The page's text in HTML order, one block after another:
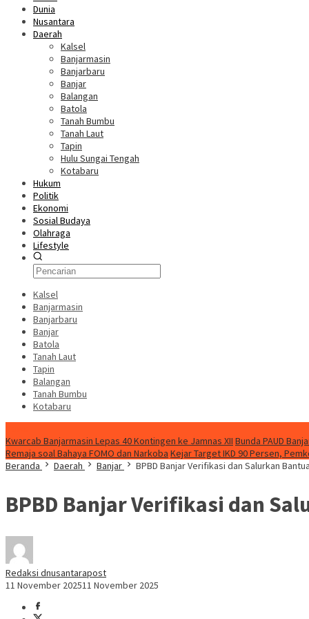
Dunia
Nusantara
Daerah
Kalsel
Banjarmasin
Banjarbaru
Banjar
Balangan
Batola
Tanah Bumbu
Tanah Laut
Tapin
Hulu Sungai Tengah
Kotabaru
Hukum
Politik
Ekonomi
Sosial Budaya
Olahraga
Lifestyle
Kalsel
Banjarmasin
Banjarbaru
Banjar
Batola
Tanah Laut
Tapin
Balangan
Tanah Bumbu
Kotabaru
Kwarcab Banjarmasin Lepas 40 Kontingen ke Jamnas XII Bunda PAUD
Remaja soal Bahaya FOMO dan Narkoba Kejar Target IKD 90 Persen,
Beranda
Daerah Banjar BPBD Banjar Verifikasi dan Salurkan
BPBD Banjar Verifikasi dan
Redaksi dnusantarapost
11 November 202511 November 2025